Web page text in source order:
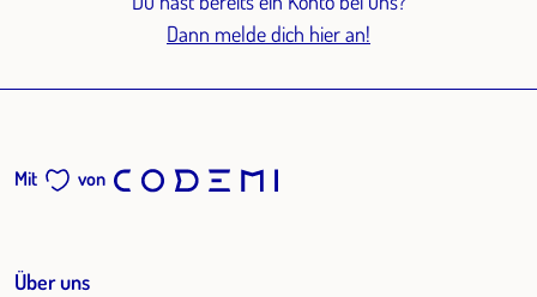
Dann melde dich hier an!
Mit von
Über uns